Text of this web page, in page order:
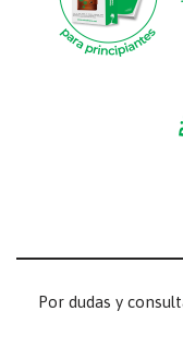
Por dudas y